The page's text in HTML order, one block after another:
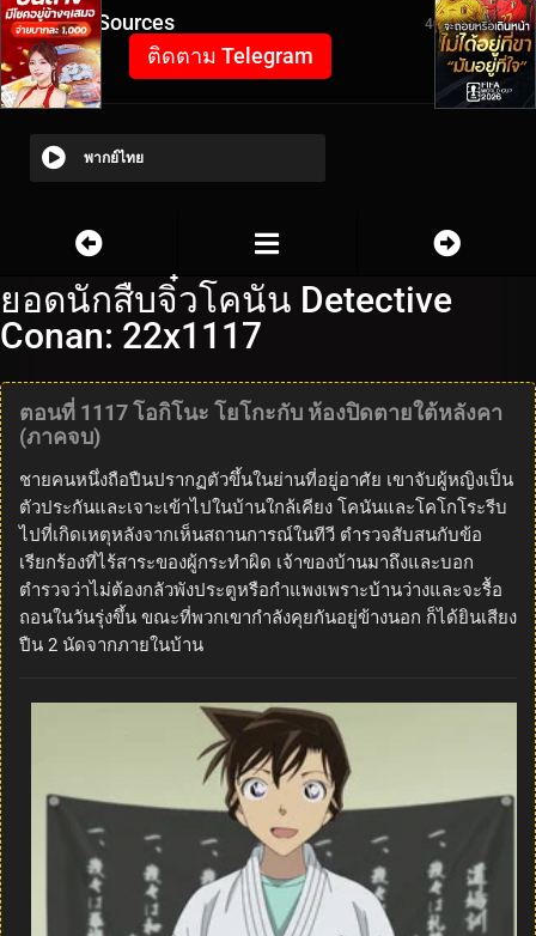
Video Sources 4091 Views
ติดตาม Telegram
พากย์ไทย
ยอดนักสืบจิ๋วโคนัน Detective
Conan: 22x1117
ตอนที่ 1117 โอกิโนะ โยโกะกับ ห้องปิดตายใต้หลังคา
(ภาคจบ)
ชายคนหนึ่งถือปืนปรากฏตัวขึ้นในย่านที่อยู่อาศัย เขาจับผู้หญิงเป็น
ตัวประกันและเจาะเข้าไปในบ้านใกล้เคียง โคนันและโคโกโระรีบ
ไปที่เกิดเหตุหลังจากเห็นสถานการณ์ในทีวี ตำรวจสับสนกับข้อ
เรียกร้องที่ไร้สาระของผู้กระทำผิด เจ้าของบ้านมาถึงและบอก
ตำรวจว่าไม่ต้องกลัวพังประตูหรือกำแพงเพราะบ้านว่างและจะรื้อ
ถอนในวันรุ่งขึ้น ขณะที่พวกเขากำลังคุยกันอยู่ข้างนอก ก็ได้ยินเสียง
ปืน 2 นัดจากภายในบ้าน